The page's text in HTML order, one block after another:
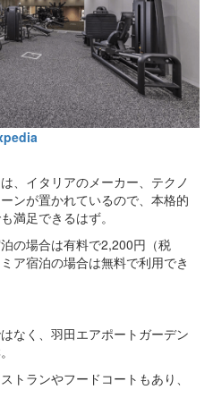
、イタリアのメーカー、テクノ
ンが置かれているので、本格的
満足できるはず。
の場合は有料で2,200円（税
ア宿泊の場合は無料で利用でき
なく、羽田エアポートガーデン
トランやフードコートもあり、